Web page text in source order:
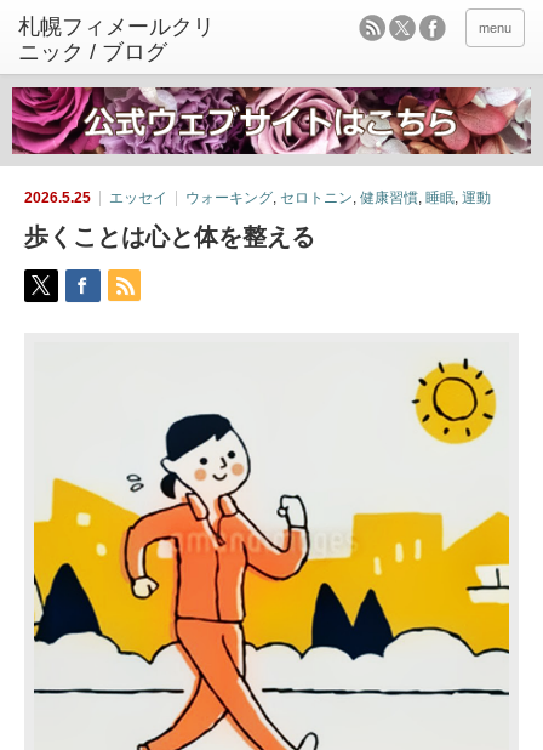
menu
2026.5.25 エッセイ ウォーキング, セロトニン, 健康習慣, 睡眠, 運動
歩くことは心と体を整える